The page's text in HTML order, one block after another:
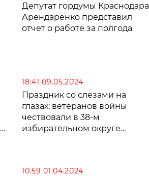
Депутат гордумы Краснодара
Арендаренко представил
отчет о работе за полгода
18:41 09.05.2024
Праздник со слезами на
глазах: ветеранов войны
чествовали в 38-м
избирательном округе
10:59 01.04.2024